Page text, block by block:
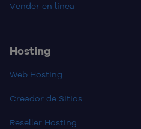
Vender en línea
Hosting
Web Hosting
Creador de Sitios
Reseller Hosting